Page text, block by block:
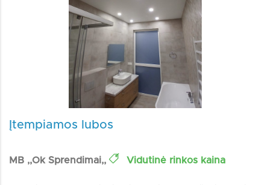
Įtempiamos lubos
MB ,,Ok Sprendimai,, Vidutinė rinkos kaina